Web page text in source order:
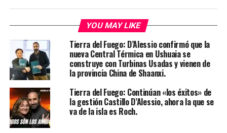
YOU MAY LIKE
Tierra del Fuego: D’Alessio confirmó que la
nueva Central Térmica en Ushuaia se
construye con Turbinas Usadas y vienen de
la provincia China de Shaanxi.
Tierra del Fuego: Continúan «los éxitos» de
la gestión Castillo D’Alessio, ahora la que se
va de la isla es Roch.